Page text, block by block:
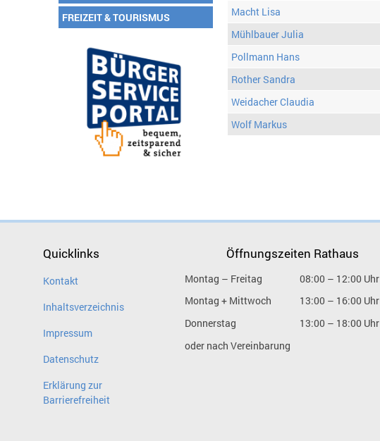
FREIZEIT & TOURISMUS
Macht Lisa
Mühlbauer Julia
Pollmann Hans
Rother Sandra
Weidacher Claudia
Wolf Markus
Quicklinks
Kontakt
Inhaltsverzeichnis
Impressum
Datenschutz
Erklärung zur
Barrierefreiheit
Öffnungszeiten Rathaus
Montag – Freitag
08:00 – 12:00 Uhr
Montag + Mittwoch
13:00 – 16:00 Uhr
Donnerstag
13:00 – 18:00 Uhr
oder nach Vereinbarung